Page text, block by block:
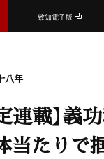
致知電子版
八年
連載】義
たりで